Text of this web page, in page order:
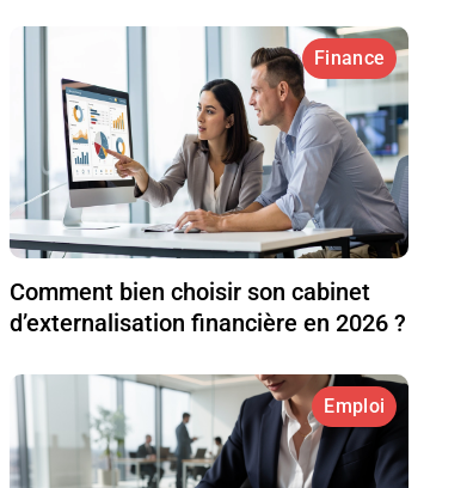
Finance
Comment bien choisir son cabinet
d’externalisation financière en 2026 ?
Emploi